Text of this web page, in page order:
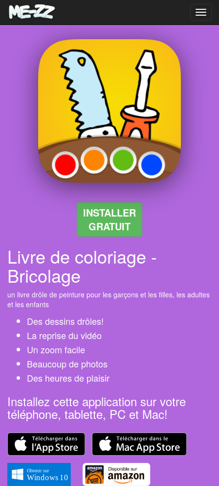
INSTALLER
GRATUIT
Livre de coloriage -
Bricolage
un livre drôle de peinture pour les garçons et les filles, les adultes
et les enfants
Des dessins drôles!
La reprise du vidéo
Un zoom facile
Beaucoup de photos
Des heures de plaisir
Installez cette application sur votre
téléphone, tablette, PC et Mac!